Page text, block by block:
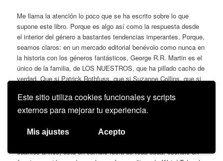
Este sitio utiliza cookies funcionales y scripts
externos para mejorar tu experiencia.
Mis ajustes Acepto
Me llama la atención lo poco que se ha escrito sobre lo que
supone este libro. Porque es algo así como la respuesta desde
el interior del género a bastantes tendencias imperantes. Porque,
seamos claros: en un mercado editorial benévolo como nunca en
la historia con los géneros fantásticos, George R.R. Martin es el
único de la familia, de LOS NUESTROS, que ha pillado cacho de
verdad. Que si Patrick Rothfuss, que si Suzanne Collins, que si
que verdaderamente no entiende del asunto. Bueno, Sapkowski
también es un poco de los nuestros, pero lo suyo sigue otro
cuantos añitos, está en cambio fuera de toda duda: escribió en